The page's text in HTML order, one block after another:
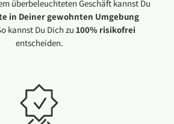
überbeleuchteten Geschäft kannst Du
in Deiner gewohnten Umgebung
kannst Du Dich zu 100% risikofrei
entscheiden.